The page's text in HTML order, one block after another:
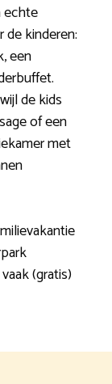
echte
de kinderen:
een
de kids
of een
met
(gratis)